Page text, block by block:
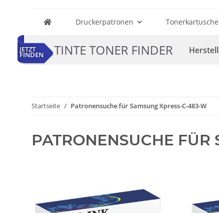
Druckerpatronen
JETZT
FINDEN TINTE TONER FINDER
Startseite Patronensuche für Samsung Xpress-C-483-W
PATRONENSUCHE